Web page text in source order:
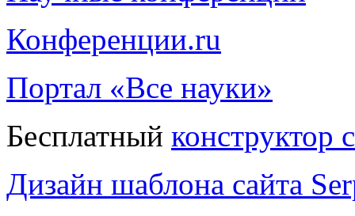
Конференции.ru
Портал «Все науки»
Бесплатный конструктор
Дизайн шаблона сайта